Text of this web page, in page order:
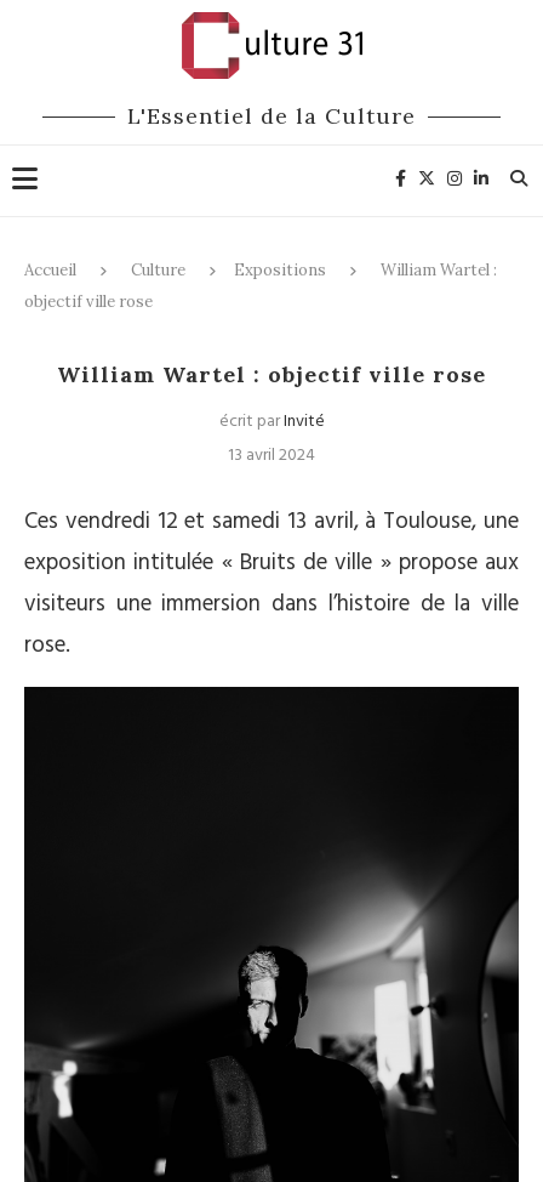
L'Essentiel de la Culture
Accueil Culture Expositions
William Wartel :
objectif ville rose
William Wartel : objectif ville rose
écrit parInvité
13 avril 2024
Ces vendredi 12 et samedi 13 avril, à Toulouse, une
exposition intitulée « Bruits de ville » propose aux
visiteurs une immersion dans l’histoire de la ville
rose.